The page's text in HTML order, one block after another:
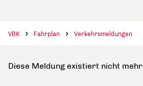
VBK Fahrplan Verkehrsmeldungen
Diese Meldung existiert nicht mehr